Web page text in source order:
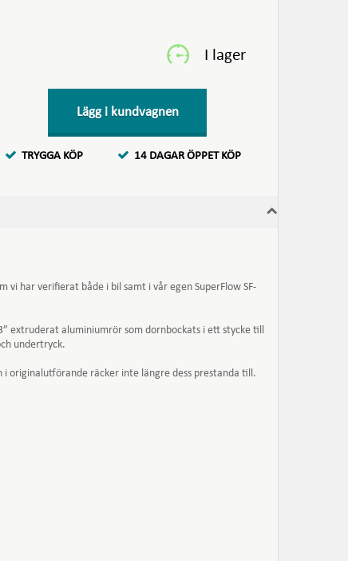
Lägg i kundvagnen
TRYGGA KÖP 14 DAGAR ÖPPET KÖP
har verifierat både i bil samt i vår egen SuperFlow SF-
extruderat aluminiumrör som dornbockats i ett stycke till
undertryck.
originalutförande räcker inte längre dess prestanda till.